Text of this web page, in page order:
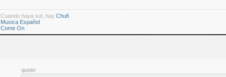
Cuando haya sol, hay Chufi
Musica Español
Come On
quote: